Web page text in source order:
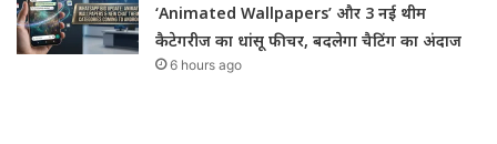
‘Animated Wallpapers’ और 3 नई थीम
कैटेगरीज का धांसू फीचर, बदलेगा चैटिंग का अंदाज
6 hours ago